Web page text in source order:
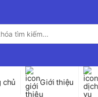
chủ Giới thiệu